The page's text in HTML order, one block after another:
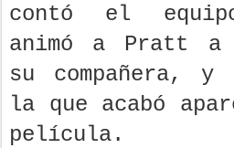
contó el
animó a Pratt a
su compañera, y
la que acabó
película.